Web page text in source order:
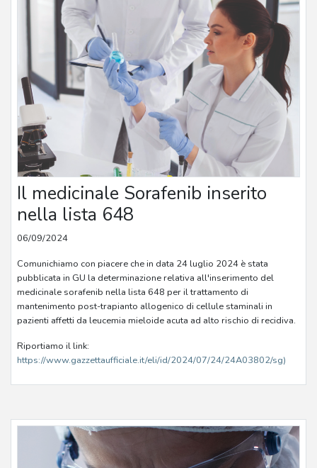
Il medicinale Sorafenib inserito
nella lista 648
06/09/2024
Comunichiamo con piacere che in data 24 luglio 2024 è stata
pubblicata in GU la determinazione relativa all'inserimento del
medicinale sorafenib nella lista 648 per il trattamento di
mantenimento post-trapianto allogenico di cellule staminali in
pazienti affetti da leucemia mieloide acuta ad alto rischio di recidiva.
Riportiamo il link:
https://www.gazzettaufficiale.it/eli/id/2024/07/24/24A03802/sg)